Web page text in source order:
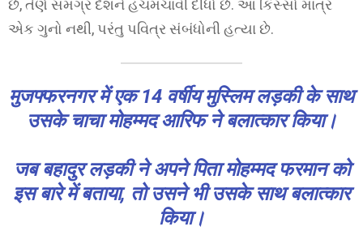
છે, તેણે સમગ્ર દેશને હચમચાવી દીધો છે. આ કિસ્સો માત્ર
એક ગુનો નથી, પરંતુ પવિત્ર સંબંધોની હત્યા છે.
मुजफ्फरनगर में एक 14 वर्षीय मुस्लिम लड़की के साथ
उसके चाचा मोहम्मद आरिफ ने बलात्कार किया।
जब बहादुर लड़की ने अपने पिता मोहम्मद फरमान को
इस बारे में बताया, तो उसने भी उसके साथ बलात्कार
किया।